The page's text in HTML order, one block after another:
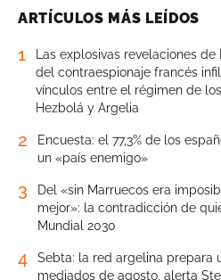
ARTÍCULOS MÁS LEÍDOS
1
Las explosivas revelaciones
del contraespionaje francés
vínculos entre el régimen de
Hezbolá y Argelia
2
Encuesta: el 77,3% de los
un «país enemigo»
3
Del «sin Marruecos era
mejor»: la contradicción de
Mundial 2030
4
Sebta: la red argelina prepara
mediados de agosto, alerta